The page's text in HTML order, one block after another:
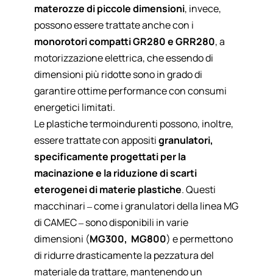
materozze di piccole dimensioni, invece,
possono essere trattate anche con i
monorotori compattiGR280 e GRR280, a
motorizzazione elettrica, che essendo di
dimensioni più ridotte sono in grado di
garantire ottime performance con consumi
energetici limitati.
Le plastiche termoindurenti possono, inoltre,
essere trattate con appositigranulatori,
specificamente progettati per la
macinazione e la riduzione di scarti
eterogenei di materie plastiche. Questi
macchinari – come i granulatori della linea MG
di CAMEC – sono disponibili in varie
dimensioni (MG300, MG800) e permettono
di ridurre drasticamente la pezzatura del
materiale da trattare, mantenendo un